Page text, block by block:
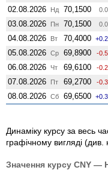
02.08.2026 Нд 70,1500
03.08.2026 Пн 70,1500
04.08.2026 Вт 70,4000
05.08.2026 Ср 69,8900 -
06.08.2026 Чт 69,6100 -
07.08.2026 Пт 69,2700 -
08.08.2026 Сб 69,6500
Динаміку курсу за весь
графічному вигляді (див.
Значення курсу CNY —